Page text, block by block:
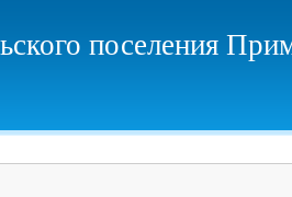
поселения